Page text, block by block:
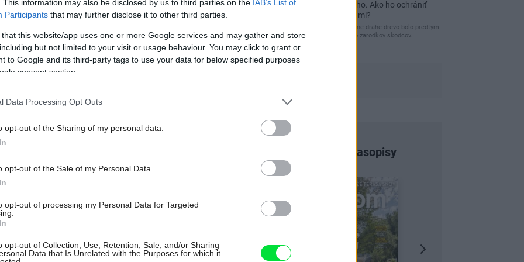
This information may also be disclosed by us to third parties on the IAB’s List of
Participants that may further disclose it to other third parties.
that this website/app uses one or more Google services and may gather and store
but not limited to your visit or usage behaviour. You may click to grant or
to Google and its third-party tags to use your data for below specified purposes
consent section.
Data Processing Opt Outs
opt-out of the Sharing of my personal data.
opt-out of the Sale of my Personal Data.
opt-out of processing my Personal Data for Targeted
opt-out of Collection, Use, Retention, Sale, and/or Sharing
Data that Is Unrelated with the Purposes for which it
DOMÁCE SPOTREBIČE
Umývačka ako prvá
pomoc po grilovaní
alebo pikniku: Ako si
naplno užiť letnú
garden party alebo
terase?
Tráviť dlhé letné dni vonku na záhrade s rodinou a
ale zároveň so sebou prinášajú aj hory špinavého
a môže vás vyjsť draho. Ako ho ochrániť
pred hnitím a škodcami?
clovek by cakal ze vysusene drahe drevo bolo predtym
naparovane aby sa zbavilo zarodkov skodcov...
Najnovšie časopisy